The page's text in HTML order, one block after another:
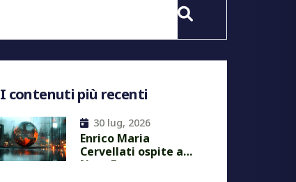
I contenuti più recenti
30 lug, 2026
Enrico Maria
Cervellati ospite a
Next Economy